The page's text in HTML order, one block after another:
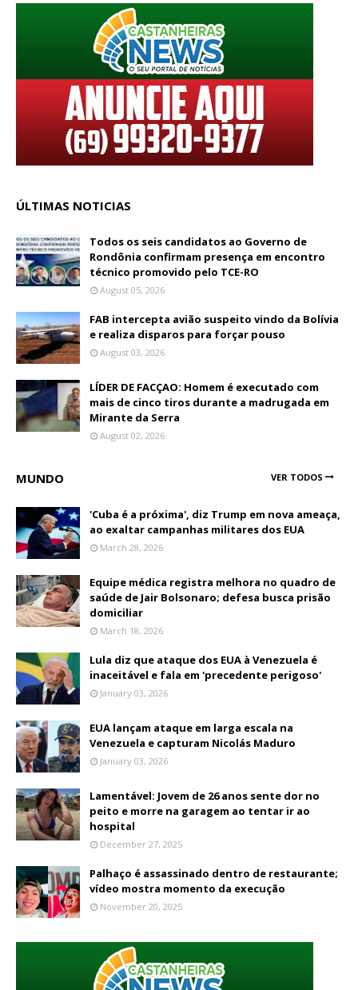
ÚLTIMAS NOTICIAS
Todos os seis candidatos ao Governo de
Rondônia confirmam presença em encontro
técnico promovido pelo TCE-RO
August 05, 2026
FAB intercepta avião suspeito vindo da Bolívia
e realiza disparos para forçar pouso
August 03, 2026
LÍDER DE FACÇAO: Homem é executado com
mais de cinco tiros durante a madrugada em
Mirante da Serra
August 02, 2026
MUNDO VER TODOS
'Cuba é a próxima', diz Trump em nova ameaça,
ao exaltar campanhas militares dos EUA
March 28, 2026
Equipe médica registra melhora no quadro de
saúde de Jair Bolsonaro; defesa busca prisão
domiciliar
March 18, 2026
Lula diz que ataque dos EUA à Venezuela é
inaceitável e fala em 'precedente perigoso'
January 03, 2026
EUA lançam ataque em larga escala na
Venezuela e capturam Nicolás Maduro
January 03, 2026
Lamentável: Jovem de 26 anos sente dor no
peito e morre na garagem ao tentar ir ao
hospital
December 27, 2025
Palhaço é assassinado dentro de restaurante;
vídeo mostra momento da execução
November 20, 2025